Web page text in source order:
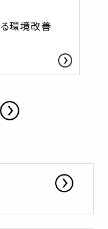
環境改善